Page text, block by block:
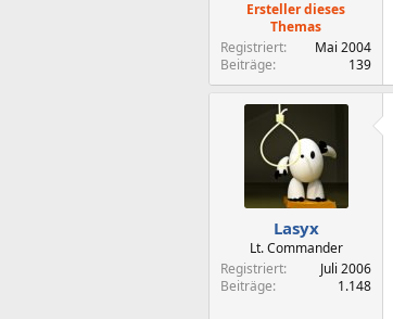
Ersteller dieses
Themas
Registriert
Mai 2004
Beiträge
139
Lasyx
Lt. Commander
Registriert
Juli 2006
Beiträge
1.148